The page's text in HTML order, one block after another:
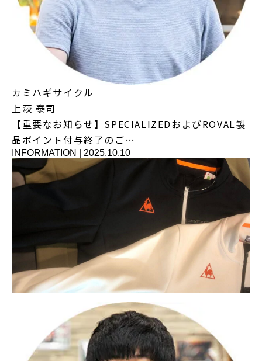
カミハギサイクル
上萩 泰司
【重要なお知らせ】SPECIALIZEDおよびROVAL製
品ポイント付与終了のご…
INFORMATION 2025.10.10